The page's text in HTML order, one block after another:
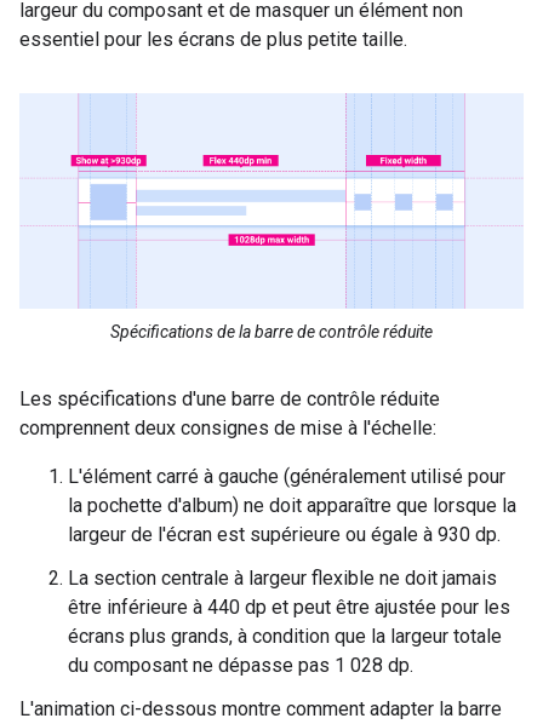
largeur du composant et de masquer un élément non
essentiel pour les écrans de plus petite taille.
Spécifications de la barre de contrôle réduite
Les spécifications d'une barre de contrôle réduite
comprennent deux consignes de mise à l'échelle:
L'élément carré à gauche (généralement utilisé pour
la pochette d'album) ne doit apparaître que lorsque la
largeur de l'écran est supérieure ou égale à 930 dp.
La section centrale à largeur flexible ne doit jamais
être inférieure à 440 dp et peut être ajustée pour les
écrans plus grands, à condition que la largeur totale
du composant ne dépasse pas 1 028 dp.
L'animation ci-dessous montre comment adapter la barre